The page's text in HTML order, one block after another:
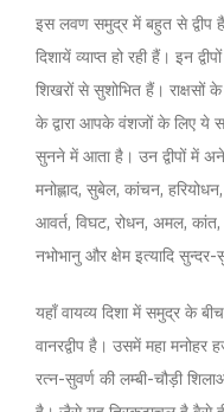
इस लवण समुद्र में बहुत से द्वीप
दिशायें व्याप्त हो रही हैं। इन
शिखरों से सुशोभित हैं। राक्षसों
के द्वारा आपके वंशजों के लिए ये
सुनने में आता है। उन द्वीपों में
मनोह्लाद, सुबेल, कांचन,
आवर्त, विघट, रोधन, अमल, कांत,
नभोभानु और क्षेम इत्यादि सुन्दर-
यहाँ वायव्य दिशा में समुद्र के
वानरद्वीप है। उसमें महा मनोहर
रत्न-सुवर्ण की लम्बी-चौड़ी